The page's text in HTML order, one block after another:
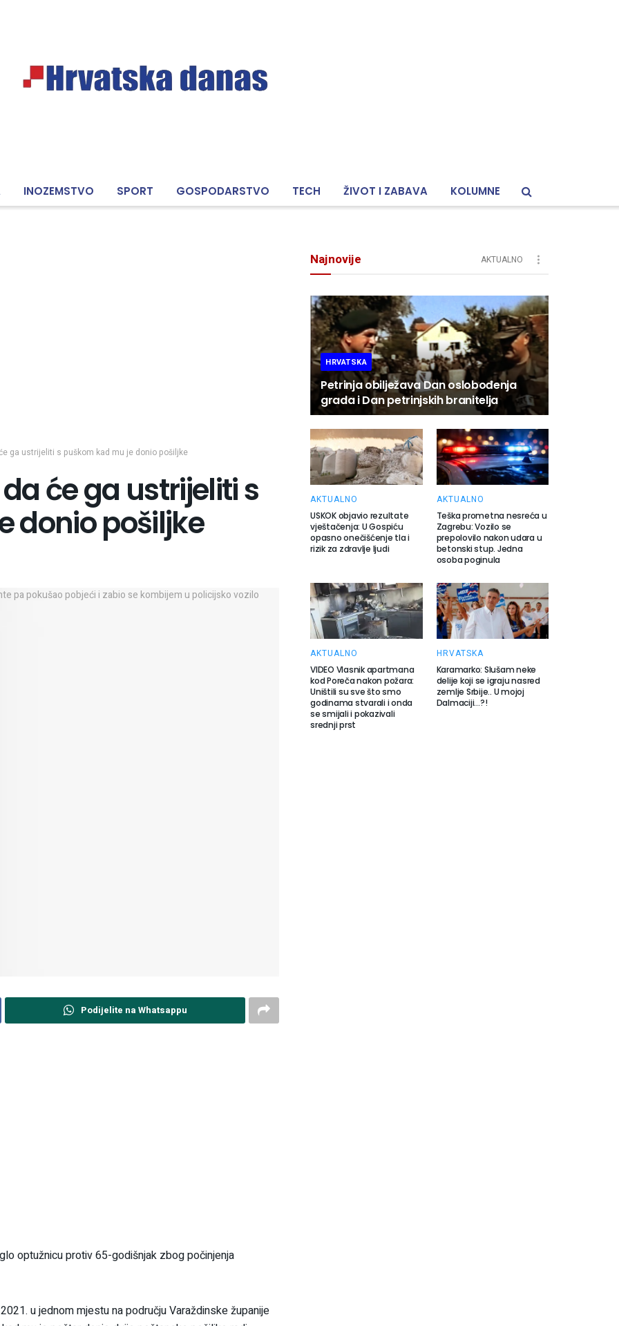
INOZEMSTVO SPORT GOSPODARSTVO TECH ŽIVOT I ZABAVA KOLUMNE
ga ustrijeliti s puškom kad mu je donio pošiljke
će ga ustrijeliti s
donio pošiljke
Podijelite na Whatsappu
optužnicu protiv 65-godišnjak zbog počinjenja
u jednom mjestu na području Varaždinske županije
Najnovije AKTUALNO
HRVATSKA
Petrinja obilježava Dan oslobođenja
grada i Dan petrinjskih branitelja
AKTUALNO
USKOK objavio rezultate
vještačenja: U Gospiću
opasno onečišćenje tla i
rizik za zdravlje ljudi
AKTUALNO
Teška prometna nesreća u
Zagrebu: Vozilo se
prepolovilo nakon udara u
betonski stup. Jedna
osoba poginula
AKTUALNO
VIDEO Vlasnik apartmana
kod Poreča nakon požara:
Uništili su sve što smo
godinama stvarali i onda
se smijali i pokazivali
srednji prst
HRVATSKA
Karamarko: Slušam neke
delije koji se igraju nasred
zemlje Srbije.. U mojoj
Dalmaciji…?!